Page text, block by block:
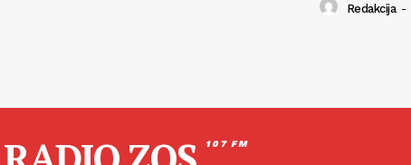
Redakcija -
107 FM